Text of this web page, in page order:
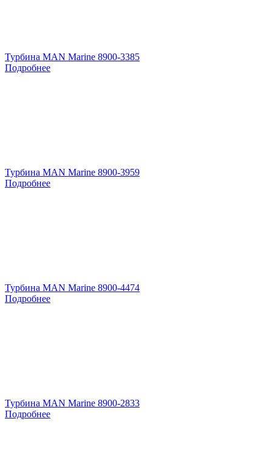
Турбина MAN Marine 8900-3385
Подробнее
Турбина MAN Marine 8900-3959
Подробнее
Турбина MAN Marine 8900-4474
Подробнее
Турбина MAN Marine 8900-2833
Подробнее